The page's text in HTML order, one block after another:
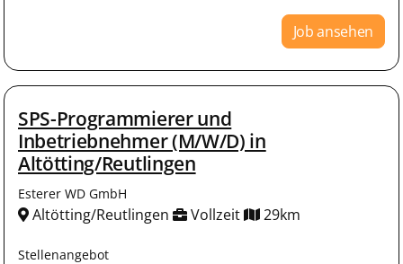
Job ansehen
SPS-Programmierer und
Inbetriebnehmer (M/W/D) in
Altötting/Reutlingen
Esterer WD GmbH
Altötting/Reutlingen Vollzeit 29km
Stellenangebot